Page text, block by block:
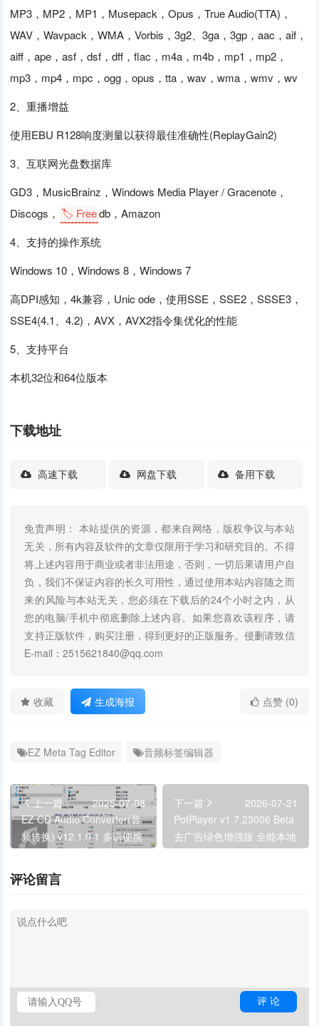
MP3，MP2，MP1，Musepack，Opus，True Audio(TTA)，
WAV，Wavpack，WMA，Vorbis，3g2、3ga，3gp，aac，aif，
aiff，ape，asf，dsf，dff，flac，m4a，m4b，mp1，mp2，
mp3，mp4，mpc，ogg，opus，tta，wav，wma，wmv，wv
2、重播增益
使用EBU R128响度测量以获得最佳准确性(ReplayGain2)
3、互联网光盘数据库
GD3，MusicBrainz，Windows Media Player / Gracenote，
Discogs， 🏷️ Freedb，Amazon
4、支持的操作系统
Windows 10，Windows 8，Windows 7
高DPI感知，4k兼容，Unic ode，使用SSE，SSE2，SSSE3，
SSE4(4.1、4.2)，AVX，AVX2指令集优化的性能
5、支持平台
本机32位和64位版本
下载地址
高速下载 网盘下载 备用下载
免责声明： 本站提供的资源，都来自网络，版权争议与本站
无关，所有内容及软件的文章仅限用于学习和研究目的。不得
将上述内容用于商业或者非法用途，否则，一切后果请用户自
负，我们不保证内容的长久可用性，通过使用本站内容随之而
来的风险与本站无关，您必须在下载后的24个小时之内，从
您的电脑/手机中彻底删除上述内容。如果您喜欢该程序，请
支持正版软件，购买注册，得到更好的正版服务。侵删请致信
E-mail：2515621840@qq.com
收藏 生成海报 点赞 (0)
EZ Meta Tag Editor 音频标签编辑器
上一篇
2025-07-08
EZ CD Audio Converter(音
频转换) v12.1.0.1 多语便携
版
下一篇
2026-07-21
PotPlayer v1.7.23006 Beta
去广告绿色增强版 全能本地
视频播放器
评论留言